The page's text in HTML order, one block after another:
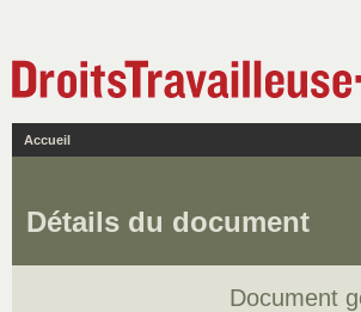
Accueil
Détails du document
Document